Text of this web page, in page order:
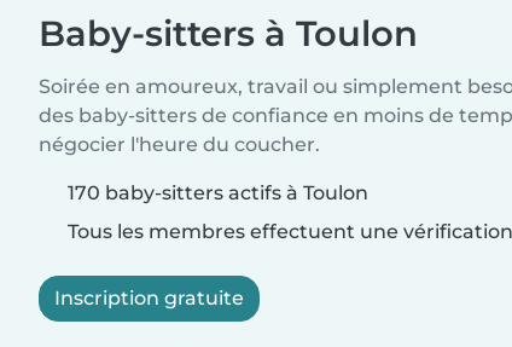
Baby-sitters à Toulon
Soirée en amoureux, travail ou simplement
des baby-sitters de confiance en moins de
négocier l'heure du coucher.
170 baby-sitters actifs à Toulon
Tous les membres effectuent une
Inscription gratuite